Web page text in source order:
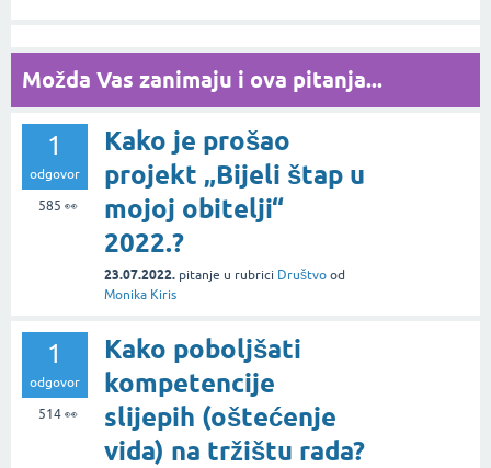
Možda Vas zanimaju i ova pitanja...
1
odgovor
585 👀
Kako je prošao
projekt „Bijeli štap u
mojoj obitelji“
2022.?
23.07.2022. pitanje u rubrici Društvo od
Monika Kiris
1
odgovor
514👀
Kako poboljšati
kompetencije
slijepih (oštećenje
vida) na tržištu rada?